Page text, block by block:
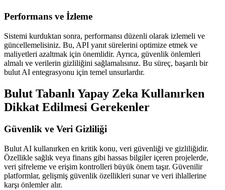
Performans ve İzleme
Sistemi kurduktan sonra, performansı düzenli olarak izlemeli ve
güncellemelisiniz. Bu, API yanıt sürelerini optimize etmek ve
maliyetleri azaltmak için önemlidir. Ayrıca, güvenlik önlemleri
almalı ve verilerin gizliliğini sağlamalısınız. Bu süreç, başarılı bir
bulut AI entegrasyonu için temel unsurlardır.
Bulut Tabanlı Yapay Zeka Kullanırken
Dikkat Edilmesi Gerekenler
Güvenlik ve Veri Gizliliği
Bulut AI kullanırken en kritik konu, veri güvenliği ve gizliliğidir.
Özellikle sağlık veya finans gibi hassas bilgiler içeren projelerde,
veri şifreleme ve erişim kontrolleri büyük önem taşır. Güvenilir
platformlar, gelişmiş güvenlik özellikleri sunar ve veri ihlallerine
karşı önlemler alır.